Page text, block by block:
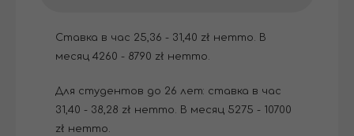
Ставка в час 25,36 - 31,40 zł нетто. В
месяц 4260 - 8790 zł нетто.
Для студентов до 26 лет: ставка в час
31,40 - 38,28 zł нетто. В месяц 5275 - 10700
zł нетто.